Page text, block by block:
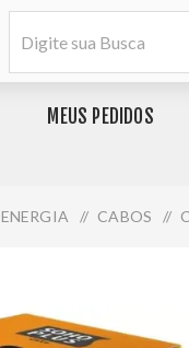
MEUS PEDIDOS
ENERGIA / CABOS /